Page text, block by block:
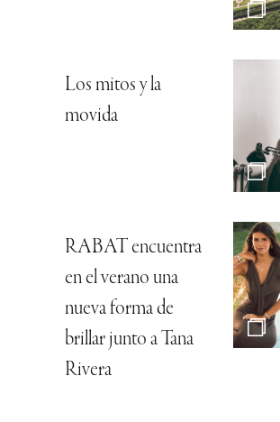
Los mitos y la
movida
RABAT encuentra
en el verano una
nueva forma de
brillar junto a Tana
Rivera